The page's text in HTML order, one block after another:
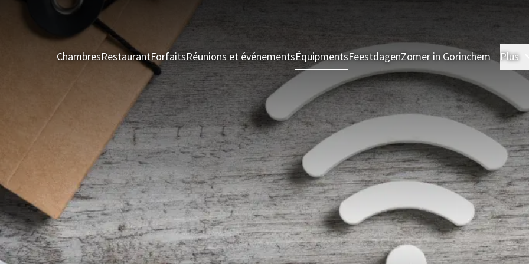
ChambresRestaurantForfaitsRéunions et événementsÉquipmentsFeestdagenZomer in Gorinchem Plus